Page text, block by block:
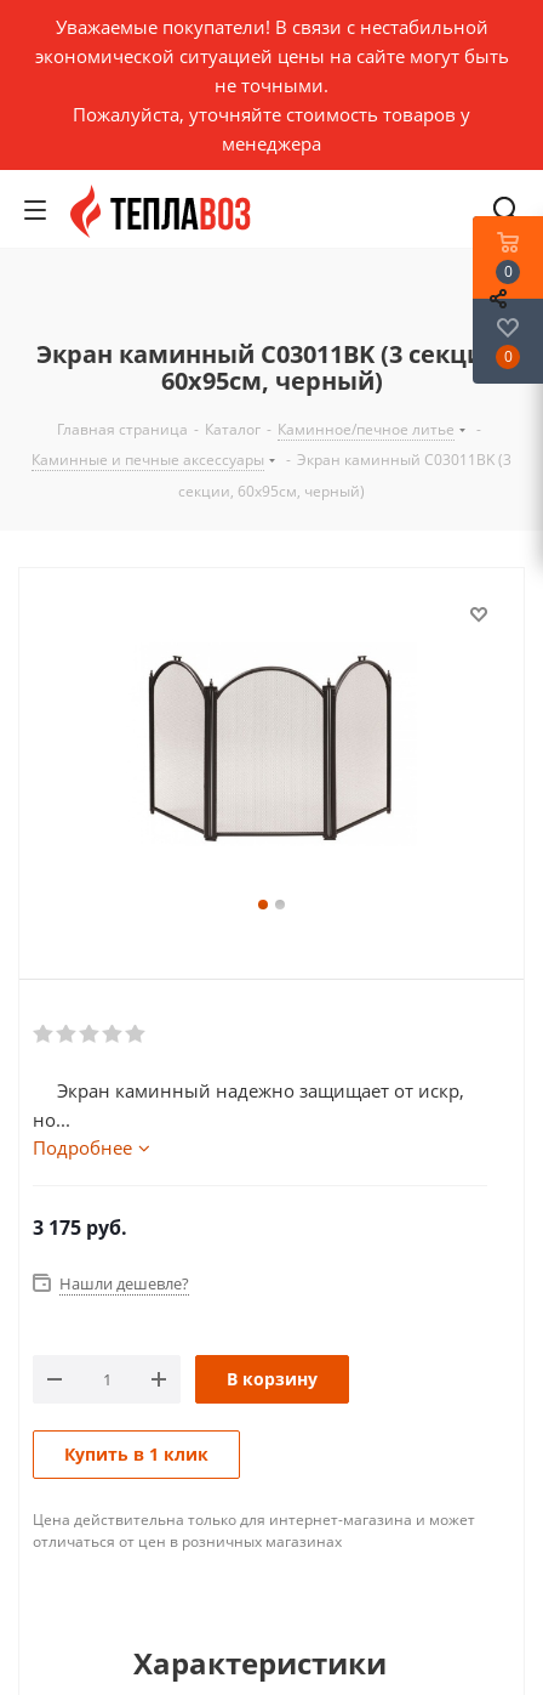
Уважаемые покупатели! В связи с нестабильной
экономической ситуацией цены на сайте могут быть
не точными.
Пожалуйста, уточняйте стоимость товаров у
менеджера
Экран каминный C03011BK (3 секции,
60х95см, черный)
Главная страница - Каталог - Каминное/печное литье
-
Каминные и печные аксессуары
- Экран каминный C03011BK (3
секции, 60х95см, черный)
Экран каминный надежно защищает от искр,
но...
Подробнее
3 175 руб.
Нашли дешевле?
В корзину
Купить в 1 клик
Цена действительна только для интернет-магазина и может
отличаться от цен в розничных магазинах
Характеристики
0
0